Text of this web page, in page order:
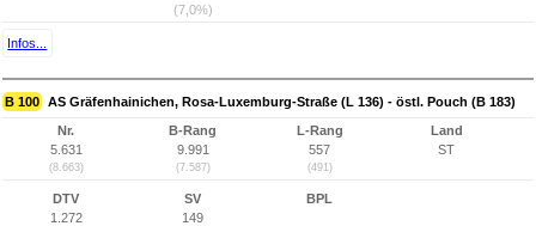
(7,0%)
Infos...
B 100 AS Gräfenhainichen, Rosa-Luxemburg-Straße (L 136) - östl. Pouch (B 183)
Nr.
5.631
(8.663)
B-Rang
9.991
(7.587)
L-Rang
557
(491)
Land
ST
DTV
1.272
SV
149
BPL